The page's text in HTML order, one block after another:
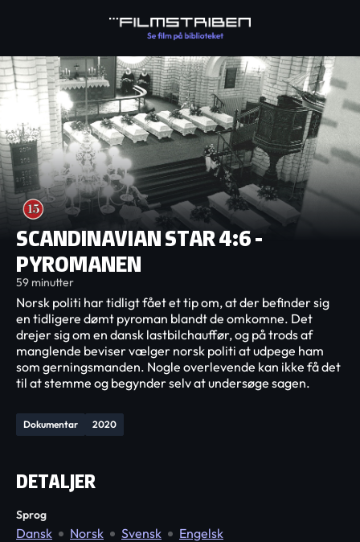
SCANDINAVIAN STAR 4:6 -
PYROMANEN
59 minutter
Dokumentar 2020
Norsk politi har tidligt fået et tip om, at der befinder sig
en tidligere dømt pyroman blandt de omkomne. Det
drejer sig om en dansk lastbilchauffør, og på trods af
manglende beviser vælger norsk politi at udpege ham
som gerningsmanden. Nogle overlevende kan ikke få det
til at stemme og begynder selv at undersøge sagen.
DETALJER
Sprog
Dansk Norsk Svensk Engelsk